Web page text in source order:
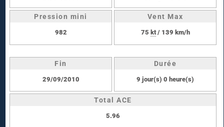
Pression mini
982
Vent Max
75 kt/ 139 km/h
Fin
29/09/2010
Durée
9 jour(s) 0 heure(s)
Total ACE
5.96